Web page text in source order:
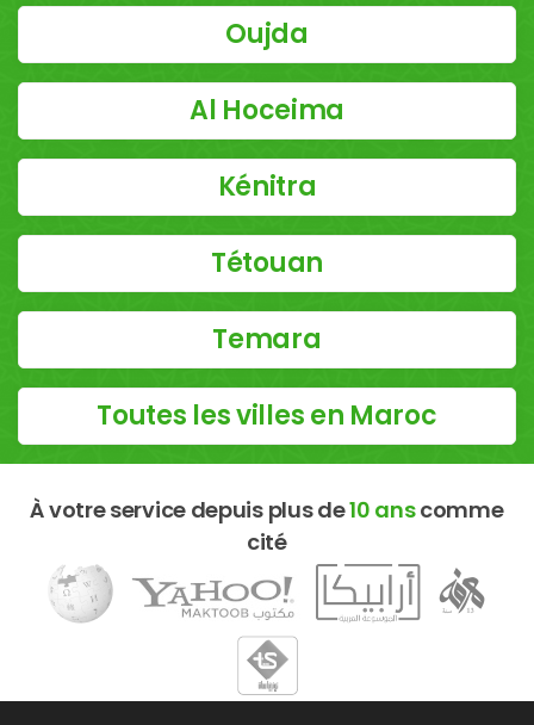
Oujda
Al Hoceima
Kénitra
Tétouan
Temara
Toutes les villes en Maroc
À votre service depuis plus de10 anscomme
cité